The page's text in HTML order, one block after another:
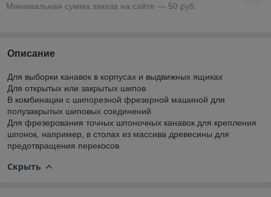
Минимальная сумма заказа на сайте — 50 руб.
Описание
Для выборки канавок в корпусах и выдвижных ящиках
Для открытых или закрытых шипов
В комбинации с шипорезной фрезерной машиной для
полузакрытых шиповых соединений
Для фрезерования точных шпоночных канавок для крепления
шпонок, например, в столах из массива древесины для
предотвращения перекосов
Скрыть